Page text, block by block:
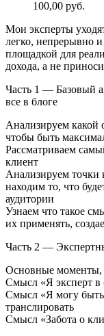
100,00 руб.
Мои эксперты
легко, непрерывно
площадкой для
дохода, а не
Часть 1 — Базовый
все в блоге
Анализируем какой
чтобы быть
Рассматриваем
клиент
Анализируем точки
находим то, что
аудитории
Узнаем что такое
их применять,
Часть 2 —
Основные моменты,
Смысл «Я эксперт в
Смысл «Я могу быть
транслировать
Смысл «Забота о